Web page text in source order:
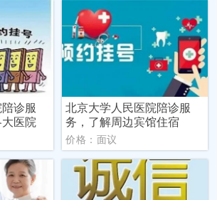
诊服
医院
北京大学人民医院陪诊服
务，了解周边宾馆住宿
价格：面议